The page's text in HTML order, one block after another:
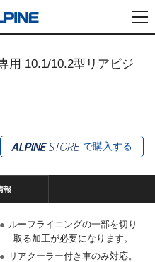
用 10.1/10.2型リアビジ
で購入する
報
● ルーフライニングの一部を切り
取る加工が必要になります。
● リアクーラー付き車のみ対応。